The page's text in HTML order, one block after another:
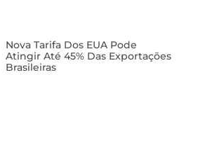
Nova Tarifa Dos EUA Pode
Atingir Até 45% Das Exportações
Brasileiras